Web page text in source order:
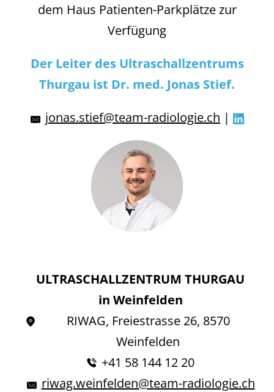
dem Haus Patienten-Parkplätze zur
Verfügung
Der Leiter des Ultraschallzentrums
Thurgau ist Dr. med. Jonas Stief.
jonas.stief@team-radiologie.ch |
ULTRASCHALLZENTRUM THURGAU
in Weinfelden
RIWAG, Freiestrasse 26, 8570
Weinfelden
+41 58 144 12 20
riwag.weinfelden@team-radiologie.ch